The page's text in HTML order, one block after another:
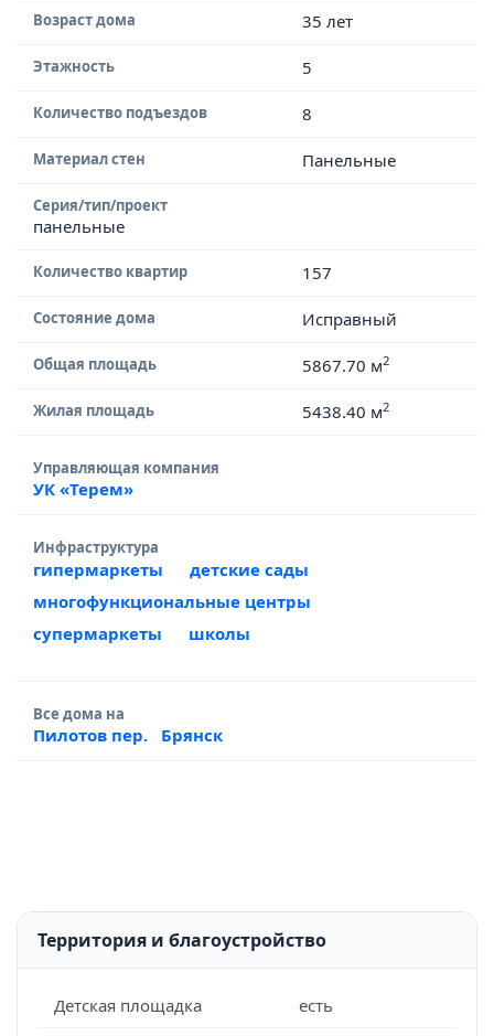
Возраст дома 35 лет
Этажность 5
Количество подъездов 8
Материал стен Панельные
Серия/тип/проект
панельные
Количество квартир 157
Состояние дома Исправный
Общая площадь 5867.70 м2
Жилая площадь 5438.40 м2
Управляющая компания
УК «Терем»
Инфраструктура
гипермаркеты
детские сады
многофункциональные центры
супермаркеты
школы
Все дома на
Пилотов пер. Брянск
Территория и благоустройство
Детская площадка есть